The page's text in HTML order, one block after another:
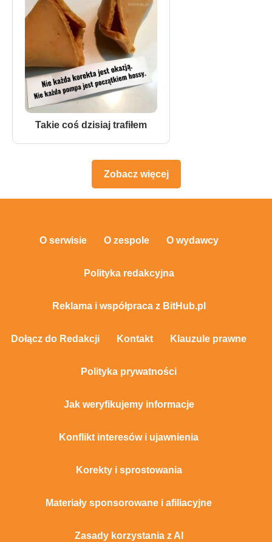
Takie coś dzisiaj trafiłem
Zobacz więcej
O serwisie O zespole O wydawcy
Polityka redakcyjna
Reklama i współpraca z BitHub.pl
Dołącz do Redakcji Kontakt Klauzule prawne
Polityka prywatności
Jak weryfikujemy informacje
Konflikt interesów i ujawnienia
Korekty i sprostowania
Materiały sponsorowane i afiliacyjne
Zasady korzystania z AI